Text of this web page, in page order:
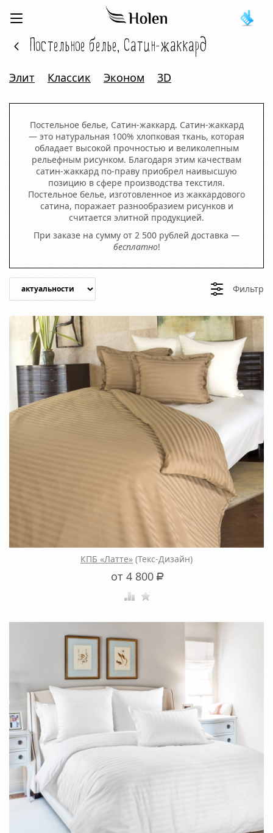
Постельное белье, Cатин-жаккард
Элит Классик Эконом 3D
Постельное белье, Cатин-жаккард. Сатин-жаккард
— это натуральная 100% хлопковая ткань, которая
обладает высокой прочностью и великолепным
рельефным рисунком. Благодаря этим качествам
сатин-жаккард по-праву приобрел наивысшую
позицию в сфере производства текстиля.
Постельное белье, изготовленное из жаккардового
сатина, поражает разнообразием рисунков и
считается элитной продукцией.
При заказе на сумму от 2 500 рублей доставка —
бесплатно!
Фильтр
КПБ «Латте» (Текс-Дизайн)
от 4 800 Р